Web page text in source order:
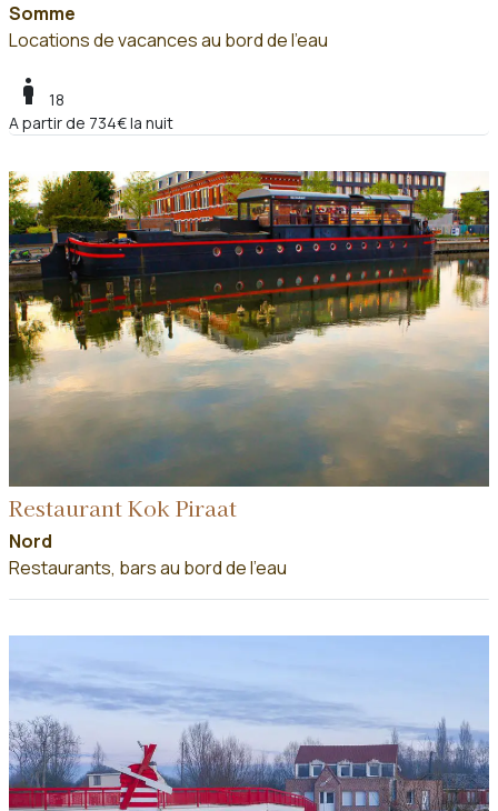
Somme
Locations de vacances au bord de l'eau
boy
18
A partir de 734€ la nuit
Restaurant Kok Piraat
Nord
Restaurants, bars au bord de l'eau